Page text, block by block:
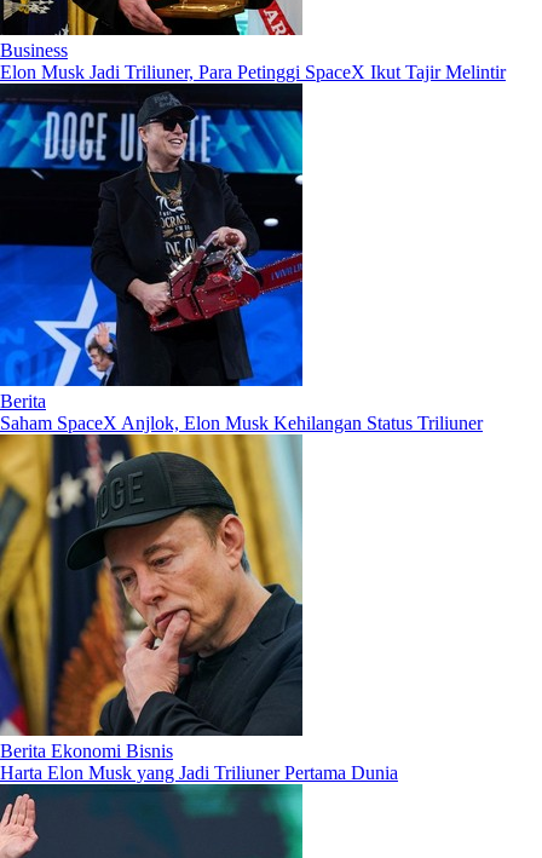
Business
Elon Musk Jadi Triliuner, Para Petinggi SpaceX Ikut Tajir Melintir
Berita
Saham SpaceX Anjlok, Elon Musk Kehilangan Status Triliuner
Berita Ekonomi Bisnis
Harta Elon Musk yang Jadi Triliuner Pertama Dunia